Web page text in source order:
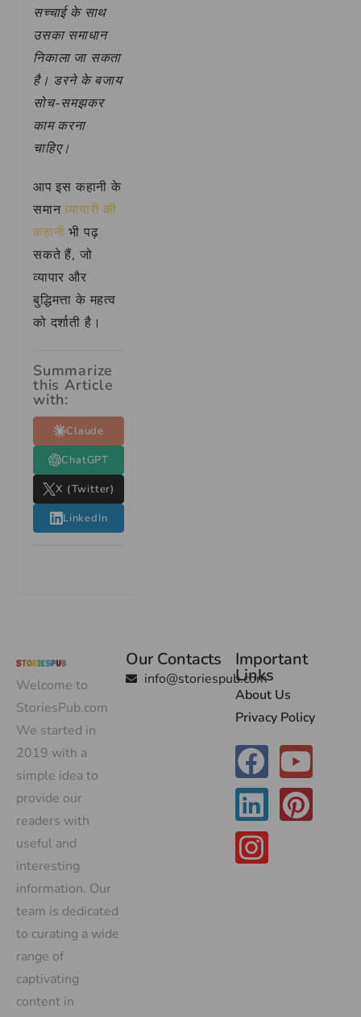
सच्चाई के साथ
उसका समाधान
निकाला जा सकता
है। डरने के बजाय
सोच-समझकर
काम करना
चाहिए।
आप इस कहानी के
समानव्यापारी की
कहानी भी पढ़
सकते हैं, जो
व्यापार और
बुद्धिमत्ता के महत्व
को दर्शाती है।
Summarize
this Article
with:
Claude
ChatGPT
X (Twitter)
LinkedIn
Welcome to
StoriesPub.com
We started in
2019 with a
simple idea to
provide our
readers with
useful and
interesting
information. Our
team is dedicated
to curating a wide
range of
captivating
content in
Our Contacts
info@storiespub.com
Important
Links
About Us
Privacy Policy